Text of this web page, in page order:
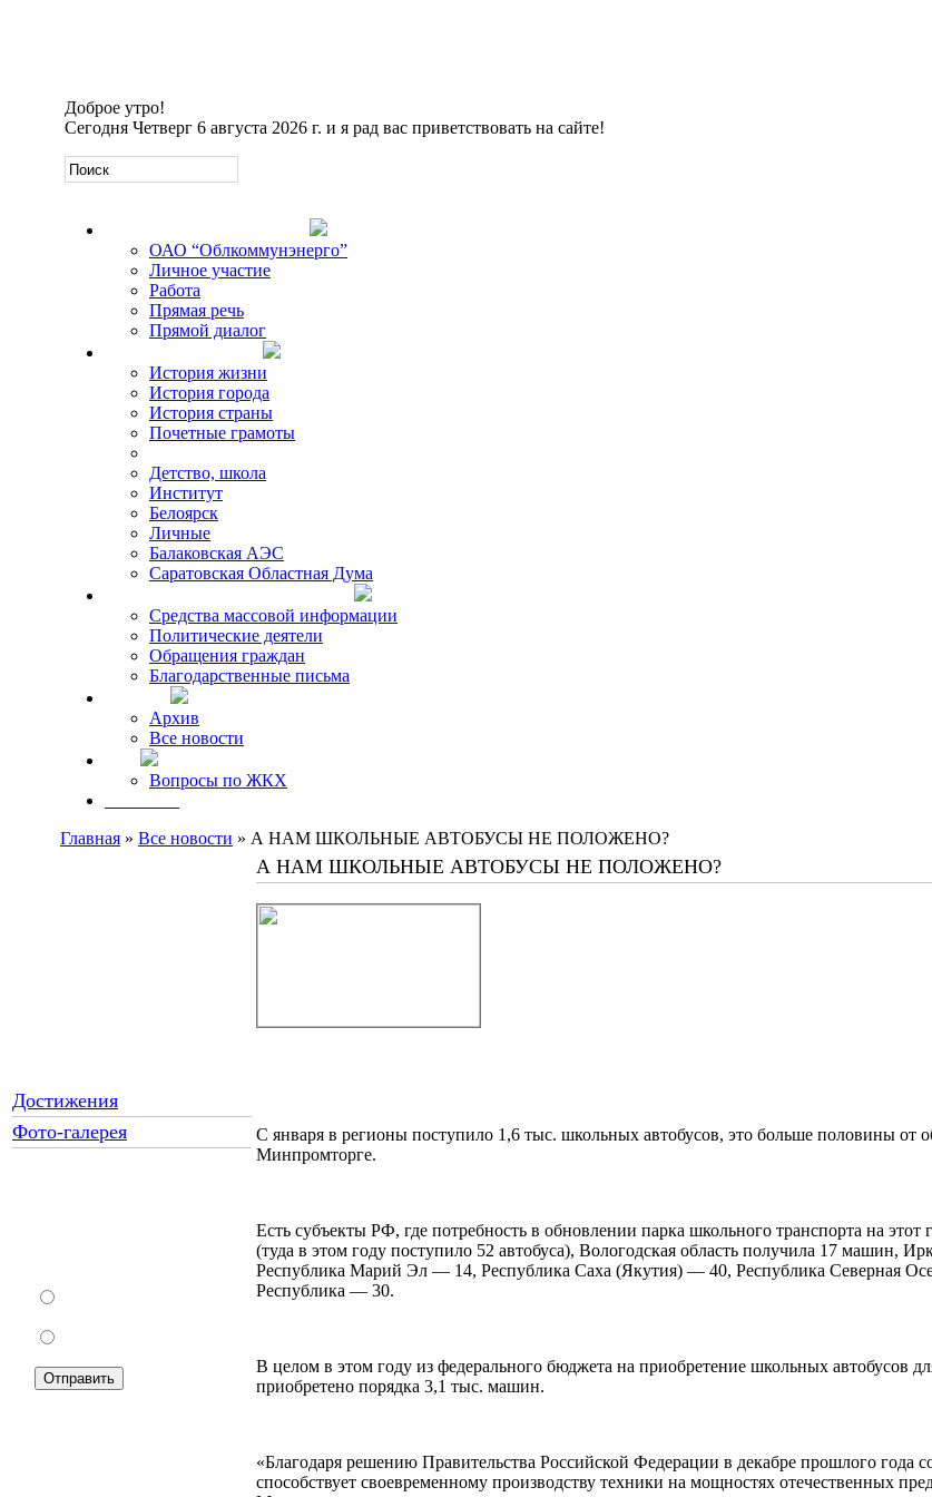
Доброе утро!
Сегодня Четверг 6 августа 2026 г. и я рад вас приветствовать на сайте!
ОАО “Облкоммунэнерго”
Личное участие
Работа
Прямая речь
Прямой диалог
История жизни
История города
История страны
Почетные грамоты
Детство, школа
Институт
Белоярск
Личные
Балаковская АЭС
Саратовская Областная Дума
Средства массовой информации
Политические деятели
Обращения граждан
Благодарственные письма
Архив
Все новости
Вопросы по ЖКХ
Главная » Все новости » А НАМ ШКОЛЬНЫЕ АВТОБУСЫ НЕ ПОЛОЖЕНО?
Достижения
Фото-галерея
А НАМ ШКОЛЬНЫЕ АВТОБУСЫ НЕ ПОЛОЖЕНО?
С января в регионы поступило 1,6 тыс. школьных автобусов, это больше половины от
Минпромторге.
Есть субъекты РФ, где потребность в обновлении парка школьного транспорта на
(туда в этом году поступило 52 автобуса), Вологодская область получила 17 машин,
Республика Марий Эл — 14, Республика Саха (Якутия) — 40, Республика Северная
Республика — 30.
В целом в этом году из федерального бюджета на приобретение школьных автобусов
приобретено порядка 3,1 тыс. машин.
«Благодаря решению Правительства Российской Федерации в декабре прошлого года
способствует своевременному производству техники на мощностях